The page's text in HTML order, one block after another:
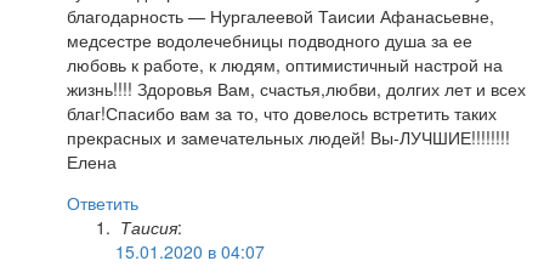
благодарность — Нургалеевой Таисии Афанасьевне,
медсестре водолечебницы подводного душа за ее
любовь к работе, к людям, оптимистичный настрой на
жизнь!!!! Здоровья Вам, счастья,любви, долгих лет и всех
благ!Спасибо вам за то, что довелось встретить таких
прекрасных и замечательных людей! Вы-ЛУЧШИЕ!!!!!!!!
Елена
Ответить
Таисия:
15.01.2020 в 04:07